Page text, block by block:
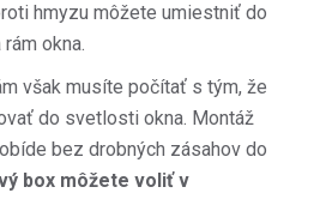
hmyzu môžete umiestniť do
okna.
však musíte počítať s tým, že
do svetlosti okna. Montáž
bez drobných zásahov do
box môžete voliť v